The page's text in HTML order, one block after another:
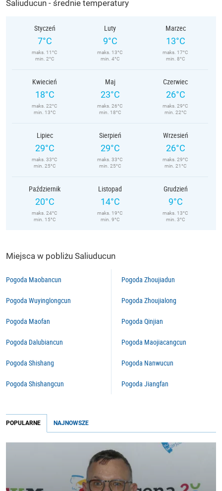
Saliuducun - średnie temperatury
Styczeń
7°C
maks. 11°C
min. 2°C
Luty
9°C
maks. 13°C
min. 4°C
Marzec
13°C
maks. 17°C
min. 8°C
Kwiecień
18°C
maks. 22°C
min. 13°C
Maj
23°C
maks. 26°C
min. 18°C
Czerwiec
26°C
maks. 29°C
min. 22°C
Lipiec
29°C
maks. 33°C
min. 25°C
Sierpień
29°C
maks. 33°C
min. 25°C
Wrzesień
26°C
maks. 29°C
min. 21°C
Październik
20°C
maks. 24°C
min. 15°C
Listopad
14°C
maks. 19°C
min. 9°C
Grudzień
9°C
maks. 13°C
min. 3°C
Miejsca w pobliżu Saliuducun
Pogoda Maobancun
Pogoda Wuyinglongcun
Pogoda Maofan
Pogoda Dalubiancun
Pogoda Shishang
Pogoda Shishangcun
Pogoda Zhoujiadun
Pogoda Zhoujialong
Pogoda Qinjian
Pogoda Maojiacangcun
Pogoda Nanwucun
Pogoda Jiangfan
POPULARNE NAJNOWSZE